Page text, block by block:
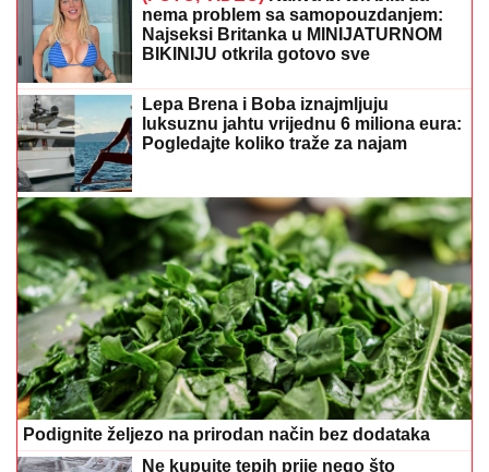
Podignite željezo na prirodan način bez dodataka
pročitate ovo: Pravila za savršenu
veličinu u svakoj prostoriji
ženama: „Ne čekajte muža da vam da
pare…“